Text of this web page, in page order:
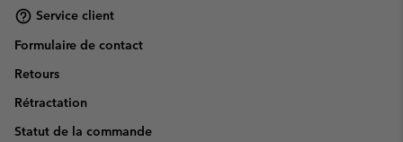
Service client
Formulaire de contact
Retours
Rétractation
Statut de la commande